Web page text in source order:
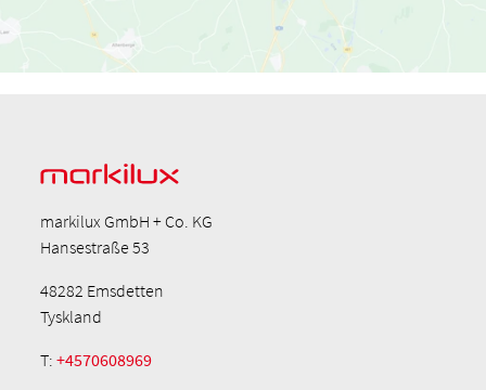
markilux GmbH + Co. KG
Hansestraße 53
48282 Emsdetten
Tyskland
T:+4570608969